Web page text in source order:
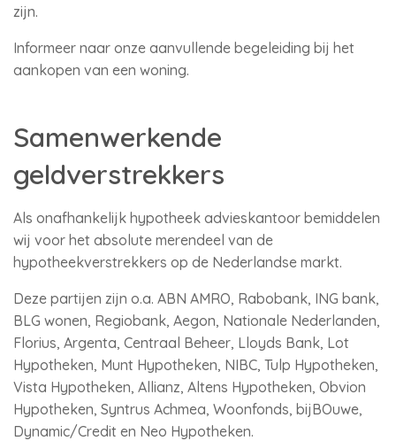
zijn.
Informeer naar onze aanvullende begeleiding bij het
aankopen van een woning.
Samenwerkende
geldverstrekkers
Als onafhankelijk hypotheek advieskantoor bemiddelen
wij voor het absolute merendeel van de
hypotheekverstrekkers op de Nederlandse markt.
Deze partijen zijn o.a. ABN AMRO, Rabobank, ING bank,
BLG wonen, Regiobank, Aegon, Nationale Nederlanden,
Florius, Argenta, Centraal Beheer, Lloyds Bank, Lot
Hypotheken, Munt Hypotheken, NIBC, Tulp Hypotheken,
Vista Hypotheken, Allianz, Altens Hypotheken, Obvion
Hypotheken, Syntrus Achmea, Woonfonds, bijBOuwe,
Dynamic/Credit en Neo Hypotheken.